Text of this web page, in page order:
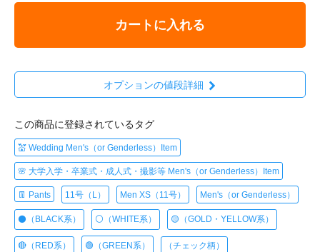
カートに入れる
オプションの値段詳細
この商品に登録されているタグ
💒 Wedding Men's（or Genderless）Item
🌸 大学入学・卒業式・成人式・撮影等 Men's（or Genderless）Item
👖 Pants 11号（L） Men XS（11号） Men's（or Genderless）
⚫️（BLACK系） ⚪️（WHITE系） 🟡（GOLD・YELLOW系）
🔴（RED系） 🟢（GREEN系） （チェック柄）